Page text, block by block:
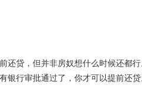
还贷，但并非房奴想什么时候还都
银行审批通过了，你才可以提前还贷